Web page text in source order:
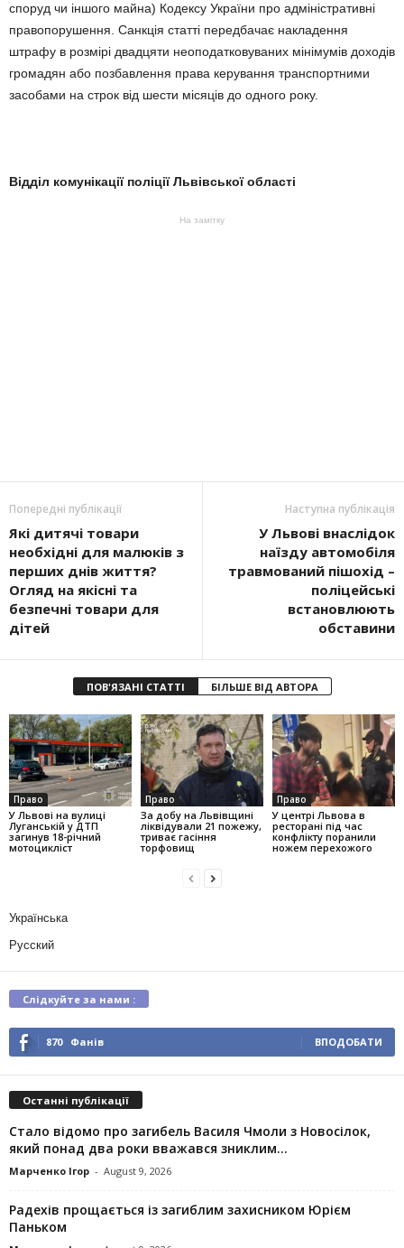
споруд чи іншого майна) Кодексу України про адміністративні
правопорушення. Санкція статті передбачає накладення
штрафу в розмірі двадцяти неоподатковуваних мінімумів доходів
громадян або позбавлення права керування транспортними
засобами на строк від шести місяців до одного року.
Відділ комунікації поліції Львівської області
На замітку
Попередні публікації
Які дитячі товари
необхідні для малюків з
перших днів життя?
Огляд на якісні та
безпечні товари для
дітей
Наступна публікація
У Львові внаслідок
наїзду автомобіля
травмований пішохід –
поліцейські
встановлюють
обставини
ПОВ'ЯЗАНІ СТАТТІ БІЛЬШЕ ВІД АВТОРА
Право
У Львові на вулиці
Луганській у ДТП
загинув 18-річний
мотоцикліст
Право
За добу на Львівщині
ліквідували 21 пожежу,
триває гасіння
торфовищ
Право
У центрі Львова в
ресторані під час
конфлікту поранили
ножем перехожого
Українська
Русский
Слідкуйте за нами :
870 Фанів ВПОДОБАТИ
Останні публікації
Стало відомо про загибель Василя Чмоли з Новосілок,
який понад два роки вважався зниклим...
Марченко Ігор - August 9, 2026
Радехів прощається із загиблим захисником Юрієм
Паньком